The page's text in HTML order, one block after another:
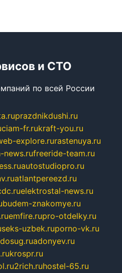
и СТО
по всей России
prazdnikdushi.ru
ciam-fr.rukraft-you.ru
explore.rurastenuya.ru
news.rufreeride-team.ru
autostudiopro.ru
atlantpereezd.ru
elektrostal-news.ru
budem-znakomye.ru
emfire.rupro-otdelky.ru
seks-uzbek.ruporno-vk.ru
adonyev.ru
krospr.ru
2rich.ruhostel-65.ru